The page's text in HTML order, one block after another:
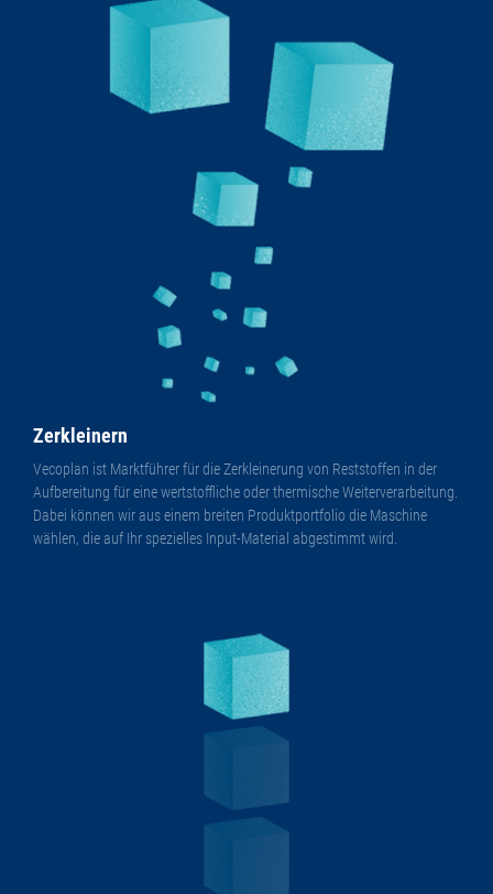
Zerkleinern
Vecoplan ist Marktführer für die Zerkleinerung von Reststoffen in der
Aufbereitung für eine wertstoffliche oder thermische Weiterverarbeitung.
Dabei können wir aus einem breiten Produktportfolio die Maschine
wählen, die auf Ihr spezielles Input-Material abgestimmt wird.